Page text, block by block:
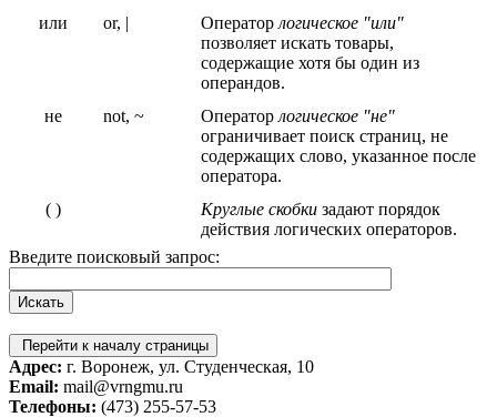
или
or, | Оператор логическое "или"
позволяет искать товары,
содержащие хотя бы один из
операндов.
не
not, ~ Оператор логическое "не"
ограничивает поиск страниц, не
содержащих слово, указанное после
оператора.
( )
Круглые скобки задают порядок
действия логических операторов.
Введите поисковый запрос:
Перейти к началу страницы
Адрес: г. Воронеж, ул. Студенческая, 10
Email: mail@vrngmu.ru
Телефоны: (473) 255-57-53